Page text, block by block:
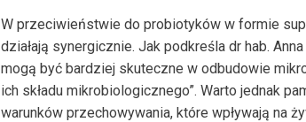
W przeciwieństwie do probiotyków w formie
działają synergicznie. Jak podkreśla dr hab.
mogą być bardziej skuteczne w odbudowie
ich składu mikrobiologicznego”. Warto jednak
warunków przechowywania, które wpływają na